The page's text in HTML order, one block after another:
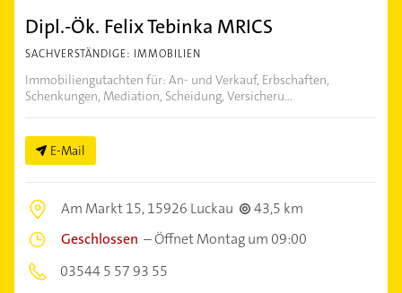
Dipl.-Ök. Felix Tebinka MRICS
SACHVERSTÄNDIGE: IMMOBILIEN
Immobiliengutachten für: An- und Verkauf, Erbschaften,
Schenkungen, Mediation, Scheidung, Versicheru...
E-Mail
Am Markt 15,15926 Luckau
43,5 km
Geschlossen –Öffnet Montag um 09:00
03544 5 57 93 55